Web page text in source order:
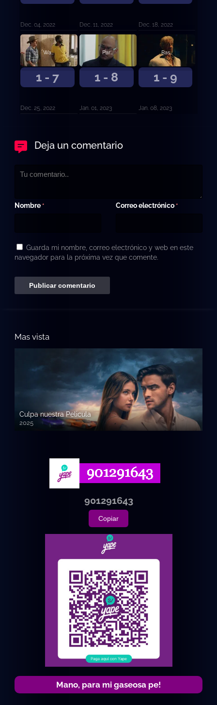
Dec. 04, 2022 Dec. 11, 2022 Dec. 18, 2022
1 - 7
Warr Acre
Dec. 25, 2022
1 - 8
Paredes de adobe
Jan. 01, 2023
1 - 9
Rastros felices
Jan. 08, 2023
Deja un comentario
Nombre * Correo electrónico *
Guarda mi nombre, correo electrónico y web en este
navegador para la próxima vez que comente.
Mas vista
Culpa nuestra Pelicula
2025
720p HD
901291643
Copiar
Mano, para mi gaseosa pe!